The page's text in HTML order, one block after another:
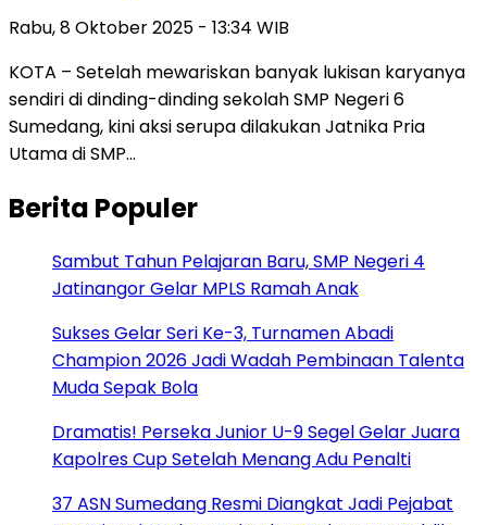
Rabu, 8 Oktober 2025 - 13:34 WIB
KOTA – Setelah mewariskan banyak lukisan karyanya
sendiri di dinding-dinding sekolah SMP Negeri 6
Sumedang, kini aksi serupa dilakukan Jatnika Pria
Utama di SMP…
Berita Populer
Sambut Tahun Pelajaran Baru, SMP Negeri 4
Jatinangor Gelar MPLS Ramah Anak
Sukses Gelar Seri Ke-3, Turnamen Abadi
Champion 2026 Jadi Wadah Pembinaan Talenta
Muda Sepak Bola
Dramatis! Perseka Junior U-9 Segel Gelar Juara
Kapolres Cup Setelah Menang Adu Penalti
37 ASN Sumedang Resmi Diangkat Jadi Pejabat